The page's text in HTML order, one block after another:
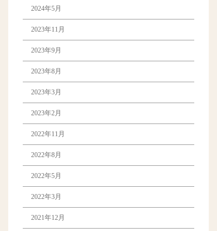
2024年5月
2023年11月
2023年9月
2023年8月
2023年3月
2023年2月
2022年11月
2022年8月
2022年5月
2022年3月
2021年12月